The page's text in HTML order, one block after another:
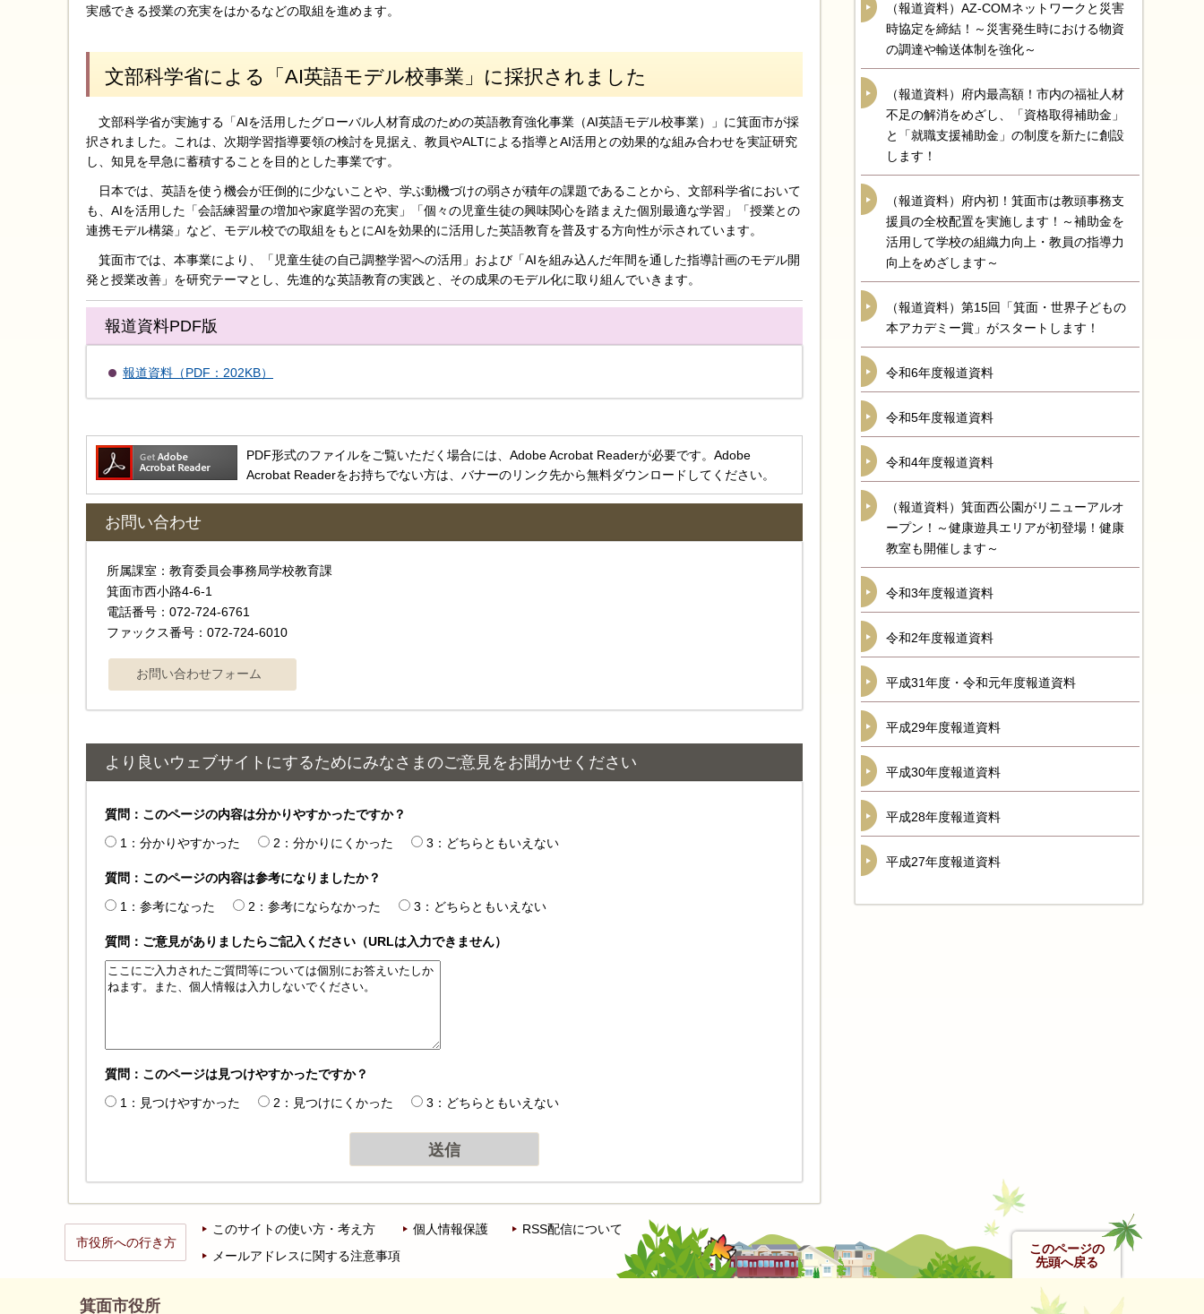
実感できる授業の充実をはかるなどの取組を進めます。
文部科学省による「AI英語モデル校事業」に採択されました
文部科学省が実施する「AIを活用したグローバル人材育成のための英語教育強化事業（AI英語モデル校事業）」に箕面市が採
択されました。これは、次期学習指導要領の検討を見据え、教員やALTによる指導とAI活用との効果的な組み合わせを実証研究
し、知見を早急に蓄積することを目的とした事業です。
日本では、英語を使う機会が圧倒的に少ないことや、学ぶ動機づけの弱さが積年の課題であることから、文部科学省において
も、AIを活用した「会話練習量の増加や家庭学習の充実」「個々の児童生徒の興味関心を踏まえた個別最適な学習」「授業との
連携モデル構築」など、モデル校での取組をもとにAIを効果的に活用した英語教育を普及する方向性が示されています。
箕面市では、本事業により、「児童生徒の自己調整学習への活用」および「AIを組み込んだ年間を通した指導計画のモデル開
発と授業改善」を研究テーマとし、先進的な英語教育の実践と、その成果のモデル化に取り組んでいきます。
報道資料PDF版
報道資料（PDF：202KB）
PDF形式のファイルをご覧いただく場合には、Adobe Acrobat Readerが必要です。Adobe
Acrobat Readerをお持ちでない方は、バナーのリンク先から無料ダウンロードしてください。
お問い合わせ
所属課室：教育委員会事務局学校教育課
箕面市西小路4‐6‐1
電話番号：072-724-6761
ファックス番号：072-724-6010
より良いウェブサイトにするためにみなさまのご意見をお聞かせください
質問：このページの内容は分かりやすかったですか？
1：分かりやすかった
2：分かりにくかった 3：どちらともいえない
質問：このページの内容は参考になりましたか？
1：参考になった
2：参考にならなかった 3：どちらともいえない
質問：ご意見がありましたらご記入ください（URLは入力できません）
質問：このページは見つけやすかったですか？
1：見つけやすかった
2：見つけにくかった 3：どちらともいえない
（報道資料）AZ-COMネットワークと災害
時協定を締結！～災害発生時における物資
の調達や輸送体制を強化～
（報道資料）府内最高額！市内の福祉人材
不足の解消をめざし、「資格取得補助金」
と「就職支援補助金」の制度を新たに創設
します！
（報道資料）府内初！箕面市は教頭事務支
援員の全校配置を実施します！～補助金を
活用して学校の組織力向上・教員の指導力
向上をめざします～
（報道資料）第15回「箕面・世界子どもの
本アカデミー賞」がスタートします！
令和6年度報道資料
令和5年度報道資料
令和4年度報道資料
（報道資料）箕面西公園がリニューアルオ
ープン！～健康遊具エリアが初登場！健康
教室も開催します～
令和3年度報道資料
令和2年度報道資料
平成31年度・令和元年度報道資料
平成29年度報道資料
平成30年度報道資料
平成28年度報道資料
平成27年度報道資料
このページの
先頭へ戻る
市役所への行き方
このサイトの使い方・考え方 個人情報保護
RSS配信について
メールアドレスに関する注意事項
箕面市役所